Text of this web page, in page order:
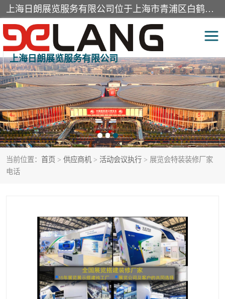
上海日朗展览服务有限公司位于上海市青浦区白鹤镇，营业范围有展览展示会务服务，室内装饰设计及施工，展示道具设计制作，舞台设计，图文设计，灯箱制作，园林绿化工程，广告装潢材料，建筑材料，办公用品，工艺礼品日用百货销售。
上海日朗展览服务有限公司
当前位置： 首页 > 供应商机 > 活动会议执行 > 展览会特装装修厂家
电话
展台装修搭建 活动会议执行
展厅装修 专柜制作
展会装修设计 展会搭建
活动策划 展会服务